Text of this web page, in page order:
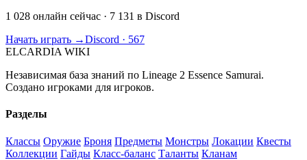
1 028 онлайн сейчас · 7 131 в Discord
Начать играть →Discord · 567
ELCARDIA WIKI
Независимая база знаний по Lineage 2 Essence Samurai.
Создано игроками для игроков.
Разделы
Классы Оружие Броня Предметы Монстры Локации Квесты
Коллекции Гайды Класс-баланс Таланты Кланам